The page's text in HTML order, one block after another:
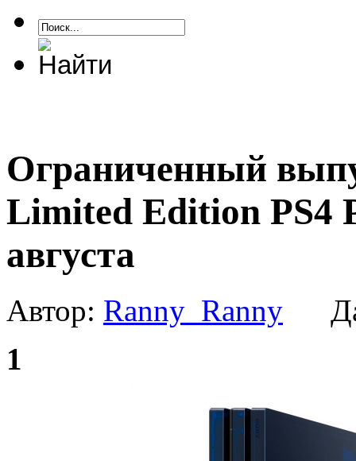
Ограниченный
Limited Edition PS4
августа
Автор: Ranny_Ranny
1